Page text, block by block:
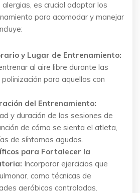
es crucial adaptar los
para acomodar y manejar
y Lugar de Entrenamiento:
al aire libre durante las
para aquellos con
del Entrenamiento:
y duración de las sesiones de
de cómo se sienta el atleta,
de síntomas agudos.
para Fortalecer la
Incorporar ejercicios que
como técnicas de
aeróbicas controladas.